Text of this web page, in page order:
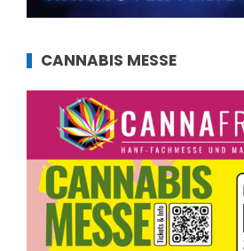
CANNABIS MESSE